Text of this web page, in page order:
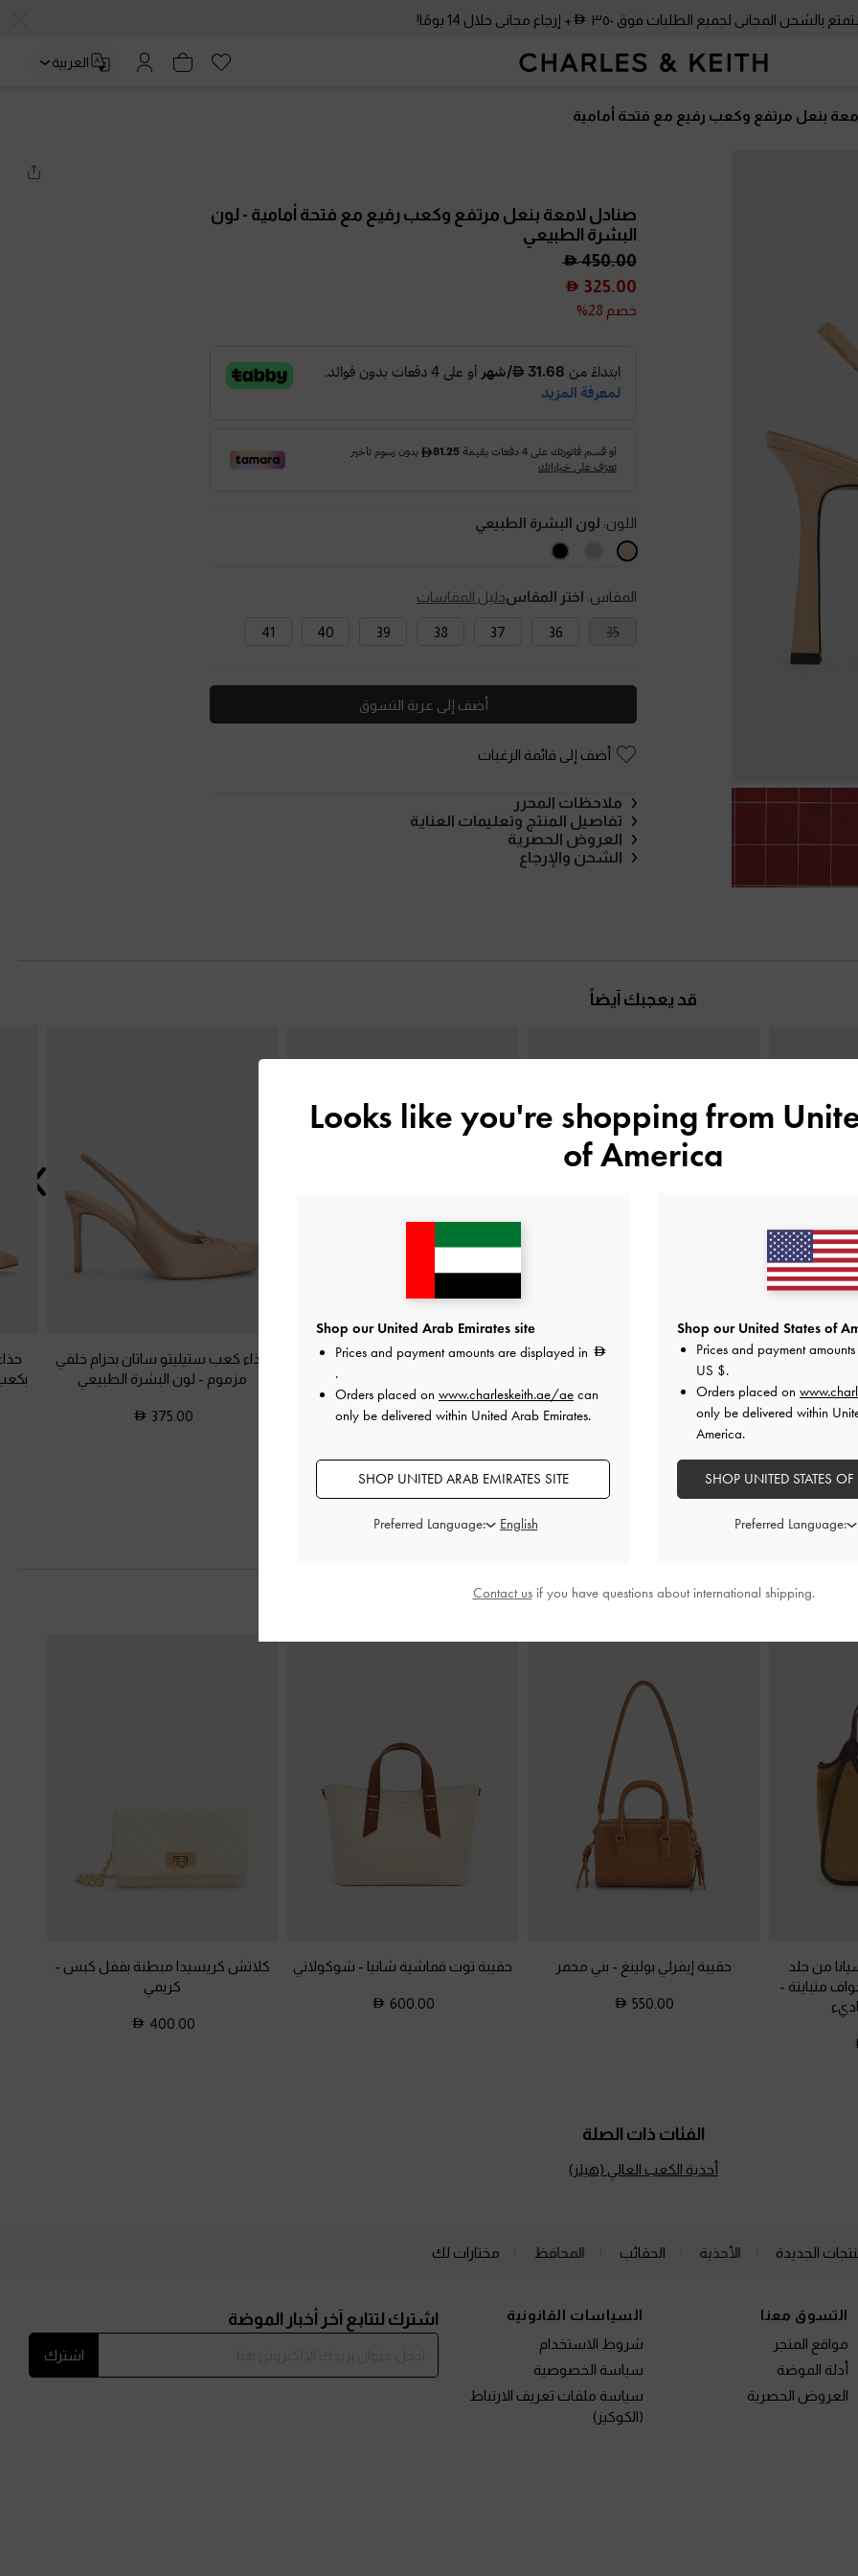
بالشحن المجاني لجميع الطلبات فوق ٣٥٠ + إرجاع مجاني خلال 14 يومًا!
العربية
بنعل مرتفع وكعب رفيع مع فتحة أمامية
صنادل لامعة بنعل مرتفع وكعب رفيع مع فتحة أمامية - لون
البشرة الطبيعي
450.00
325.00
خصم 28%
اللون: لون البشرة الطبيعي
المقاس: اختر المقاسدليل المقاسات
35
36
37
38
39
40
41
أضف إلى عربة التسوق
أضف إلى قائمة الرغبات
ملاحظات المحرر
تفاصيل المنتج وتعليمات العناية
العروض الحصرية
الشحن والإرجاع
قد يعجبك آيضاً
(بلاتفورم)
حذاء بكعب مرتفع من الدانتيل والساتان
بمقدمة مفتوحة عند الأصابع
البشرة الطبيعي
حذاء ميول كالين من الجلد اللامع بكعب
لون البشرة الطبيعي
350.00
حذاء كعب ستيليتو ساتان بحزام خلفي
مزموم - لون البشرة الطبيعي
375.00
من جلد
متباينة -
حقيبة إيفرلي بولينغ - بني محمر
550.00
حقيبة توت قماشية شانيا - شوكولاتي
600.00
كلاتش كريسيدا مبطنة بقفل كبس -
كريمي
400.00
الفئات ذات الصلة
أحذية الكعب العالي (هيلز)
الجديدة الأحذية الحقائب المحافظ مختارات لك
التسوق معنا
مواقع المتجر
أدلة الموضة
العروض الحصرية
السياسات القانونية
شروط الاستخدام
سياسة الخصوصية
سياسة ملفات تعريف الارتباط
(الكوكيز)
اشترك لتتابع آخر أخبار الموضة
اشترك
Looks like you're shopping from
of America
Shop our United Arab Emirates site
Prices and payment amounts are displayed in
.
Orders placed on www.charleskeith.ae/ae can
only be delivered within United Arab Emirates.
SHOP UNITED ARAB EMIRATES SITE
Preferred Language:
Shop our United States of
Prices and payment
US $.
Orders placed on
only be delivered within
America.
SHOP UNITED STATES
Preferred Language:
Contact usif you have questions about international shipping.